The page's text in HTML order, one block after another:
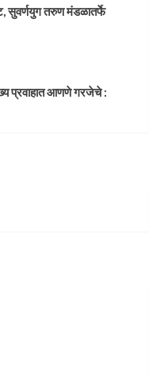
सुवर्णयुग तरुण मंडळातर्फे
प्रवाहात आणणे गरजेचे :